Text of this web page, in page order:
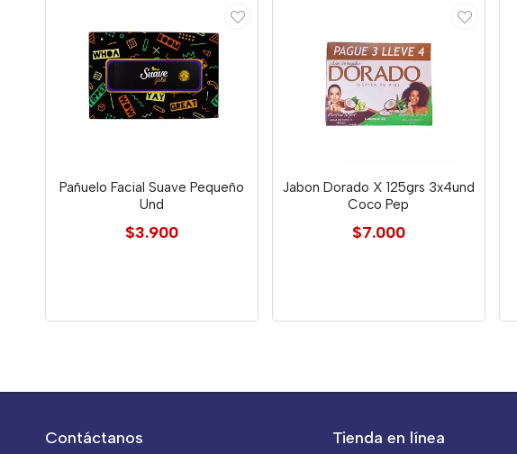
Pañuelo Facial Suave Pequeño
Und
$3.900
Jabon Dorado X 125grs 3x4und
Coco Pep
$7.000
Contáctanos Tienda en línea